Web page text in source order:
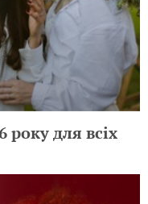
року для всіх